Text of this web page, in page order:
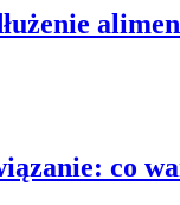
co